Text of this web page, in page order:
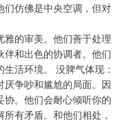
们仿佛是中央空调，但对
的审美。他们善于处理
和出色的协调者。他们
活环境。 没脾气体现：
争吵和尴尬的局面。因
。他们会耐心倾听你的
有矛盾。和他们相处，